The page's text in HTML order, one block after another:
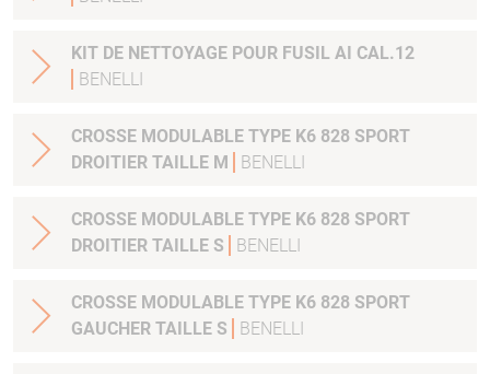
KIT DE NETTOYAGE POUR FUSIL AI CAL.12
BENELLI
CROSSE MODULABLE TYPE K6 828 SPORT
DROITIER TAILLE M
BENELLI
CROSSE MODULABLE TYPE K6 828 SPORT
DROITIER TAILLE S
BENELLI
CROSSE MODULABLE TYPE K6 828 SPORT
GAUCHER TAILLE S
BENELLI